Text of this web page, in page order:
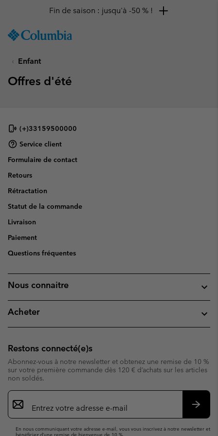
TO
SKIP
MAIN
SEARCH
Fin de saison : jusqu'à -50 % !
Enfant
Offres d'été
(+)33159500000
Service client
Formulaire de contact
Retours
Rétractation
Statut de la commande
Livraison
Paiement
Questions fréquentes
Nous connaitre
Acheter
Restons connecté(e)s
Abonnez-vous à notre newsletter et obtenez une remise de 10 %
sur votre première commande dès 120 € d’achats sur les articles
non soldés.
Inscription
par
e-
En nous communiquant votre adresse e-mail, vous vous inscrivez à notre newsletter et